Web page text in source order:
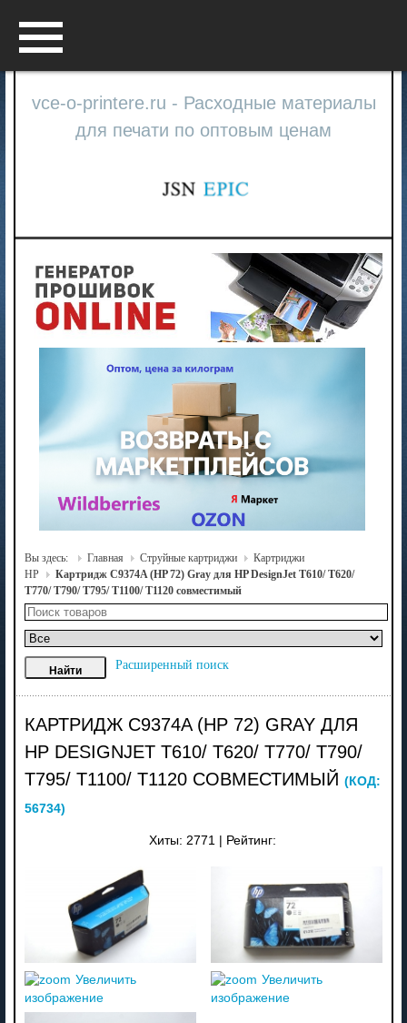
vce-o-printere.ru - Расходные материалы
для печати по оптовым ценам
Вы здесь: Главная Струйные картриджи
Картриджи
HP
Картридж C9374A (HP 72) Gray для HP DesignJet T610/ T620/
T770/ T790/ T795/ T1100/ T1120 совместимый
Расширенный поиск
КАРТРИДЖ C9374A (HP 72) GRAY ДЛЯ
HP DESIGNJET T610/ T620/ T770/ T790/
T795/ T1100/ T1120 СОВМЕСТИМЫЙ (КОД:
56734)
Хиты: 2771 Рейтинг:
Увеличить
изображение
Увеличить
изображение